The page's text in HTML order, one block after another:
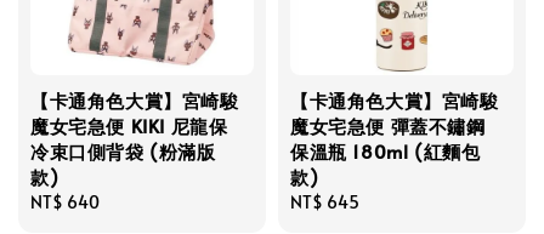
【卡通角色大賞】宮崎駿
魔女宅急便 KIKI 尼龍保
冷束口側背袋 (粉滿版
款)
Regular
NT$ 640
【卡通角色大賞】宮崎駿
魔女宅急便 彈蓋不鏽鋼
保溫瓶 180ml (紅麵包
款)
Regular
NT$ 645